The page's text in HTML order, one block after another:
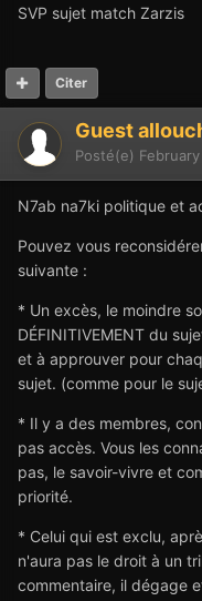
SVP sujet match Zarzis
Citer
Guest
Posté(e)
N7ab na7ki politique et
Pouvez vous
suivante :
* Un excès, le moindre
DÉFINITIVEMENT du
et à approuver pour
sujet. (comme pour le
* Il y a des membres,
pas accès. Vous les
pas, le savoir-vivre et
priorité.
* Celui qui est exclu,
n'aura pas le droit à un
commentaire, il dégage